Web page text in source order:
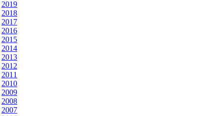
2019
2018
2017
2016
2015
2014
2013
2012
2011
2010
2009
2008
2007